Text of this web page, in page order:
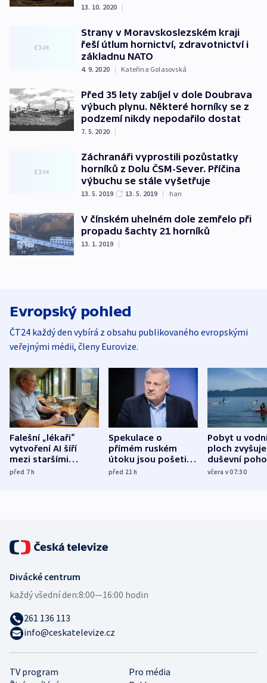
13. 10. 2020 |
Strany v Moravskoslezském kraji
řeší útlum hornictví, zdravotnictví i
základnu NATO
4. 9. 2020 | Kateřina Golasovská
Před 35 lety zabíjel v dole Doubrava
výbuch plynu. Některé horníky se z
podzemí nikdy nepodařilo dostat
7. 5. 2020 |
Záchranáři vyprostili pozůstatky
horníků z Dolu ČSM-Sever. Příčina
výbuchu se stále vyšetřuje
13. 5. 2019 13. 5. 2019 | han
V čínském uhelném dole zemřelo při
propadu šachty 21 horníků
13. 1. 2019 |
Evropský pohled
ČT24 každý den vybírá z obsahu publikovaného evropskými
veřejnými médii, členy Eurovize.
Falešní „lékaři“
vytvoření AI šíří
mezi staršími
Poláky nebezpečné
před 7h
Spekulace o
přímém ruském
útoku jsou pošetilé,
míní estonský
před 21h
Pobyt u
ploch zvyšuje
duševní
ukázala
včera v 07:30
TV program
Pro média
Divácké centrum
každý všední den:8:00—16:00 hodin
261 136 113
info@ceskatelevize.cz